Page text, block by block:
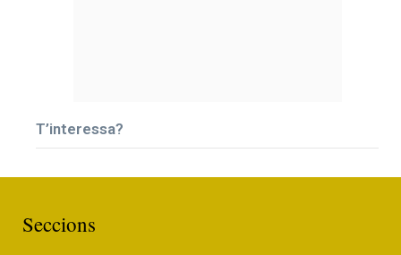
T’interessa?
Seccions